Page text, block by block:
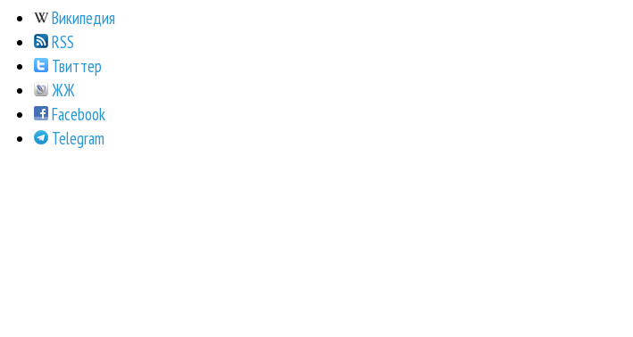
Википедия
RSS
Твиттер
ЖЖ
Facebook
Telegram